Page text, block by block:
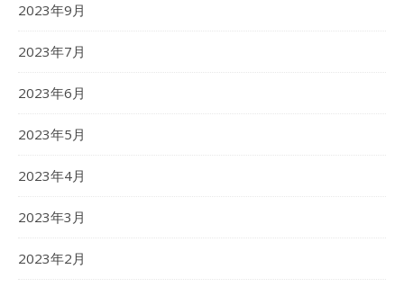
2023年9月
2023年7月
2023年6月
2023年5月
2023年4月
2023年3月
2023年2月